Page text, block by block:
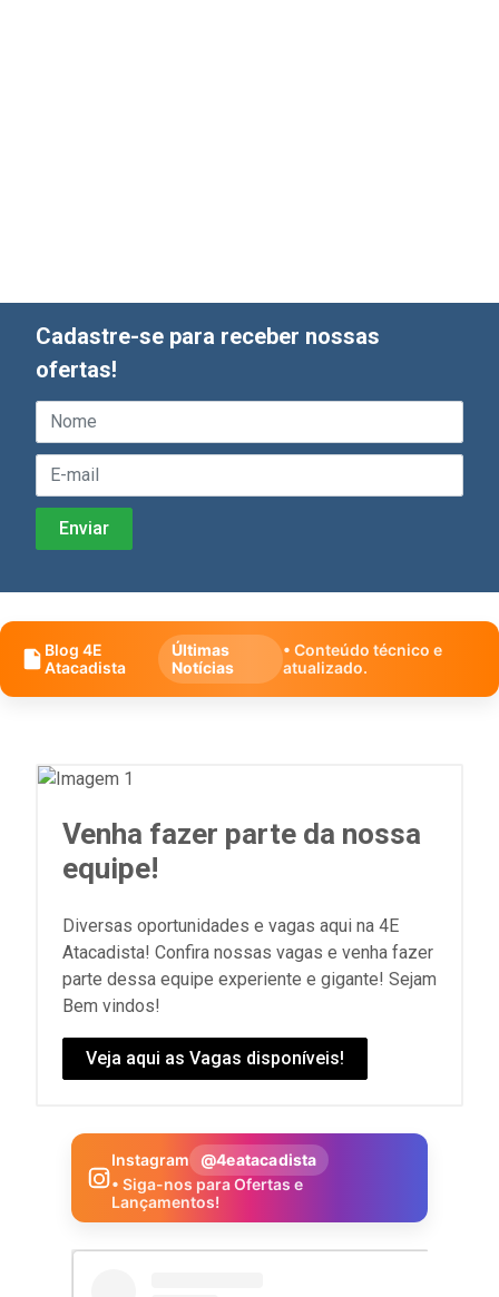
Cadastre-se para receber nossas
ofertas!
Blog 4E
Atacadista
Últimas
Notícias
• Conteúdo técnico e
atualizado.
Venha fazer parte da nossa
equipe!
Diversas oportunidades e vagas aqui na 4E
Atacadista! Confira nossas vagas e venha fazer
parte dessa equipe experiente e gigante! Sejam
Bem vindos!
Veja aqui as Vagas disponíveis!
Instagram
@4eatacadista
• Siga-nos para Ofertas e
Lançamentos!